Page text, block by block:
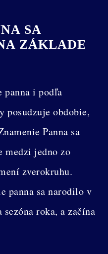
SA
ZÁKLADE
i podľa
posudzuje obdobie,
Panna sa
medzi jedno zo
zverokruhu.
panna sa narodilo v
roka, a začína